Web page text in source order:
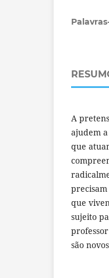
A
ajudem
que
precisam
que
sujeito
são